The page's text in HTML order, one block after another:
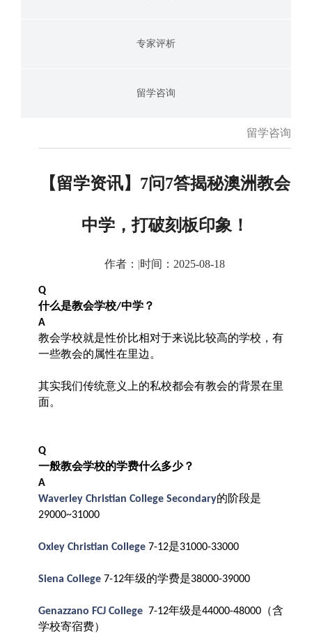
专家评析
留学咨询
留学咨询
【留学资讯】7问7答揭秘澳洲教会
中学，打破刻板印象！
作者： |时间：2025-08-18
Q
什么是教会学校/中学？
A
教会学校就是性价比相对于来说比较高的学校，有
一些教会的属性在里边。
其实我们传统意义上的私校都会有教会的背景在里
面。
Q
一般教会学校的学费什么多少？
A
Waverley Christian College Secondary的阶段是
29000~31000
Oxley Christian College 7-12是31000-33000
Siena College 7-12年级的学费是38000-39000
Genazzano FCJ College 7-12年级是44000-48000 （含
学校寄宿费）